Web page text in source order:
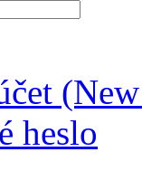
heslo